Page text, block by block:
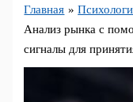
Главная
Анализ рынка с
сигналы для